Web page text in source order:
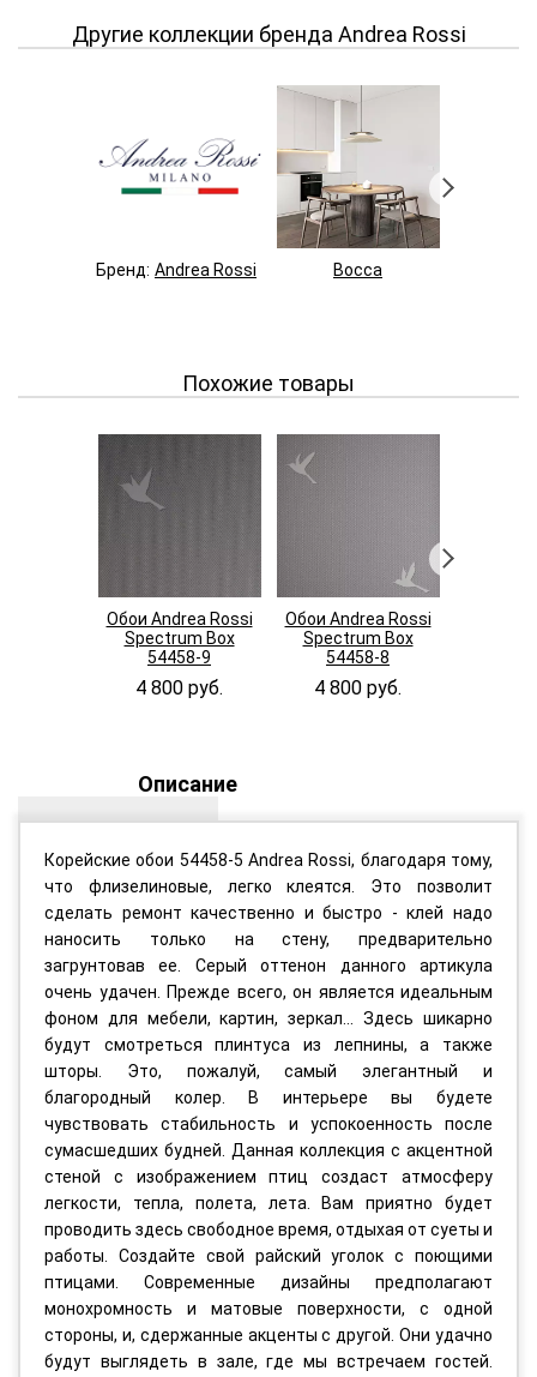
Другие коллекции бренда Andrea Rossi
Бренд: Andrea Rossi Bocca
Похожие товары
Обои Andrea Rossi
Spectrum Box
54458-9
4 800 руб.
Обои Andrea Rossi
Spectrum Box
54458-8
4 800 руб.
Описание
Корейские обои 54458-5 Andrea Rossi, благодаря тому,
что флизелиновые, легко клеятся. Это позволит
сделать ремонт качественно и быстро - клей надо
наносить только на стену, предварительно
загрунтовав ее. Серый оттенон данного артикула
очень удачен. Прежде всего, он является идеальным
фоном для мебели, картин, зеркал... Здесь шикарно
будут смотреться плинтуса из лепнины, а также
шторы. Это, пожалуй, самый элегантный и
благородный колер. В интерьере вы будете
чувствовать стабильность и успокоенность после
сумасшедших будней. Данная коллекция с акцентной
стеной с изображением птиц создаст атмосферу
легкости, тепла, полета, лета. Вам приятно будет
проводить здесь свободное время, отдыхая от суеты и
работы. Создайте свой райский уголок с поющими
птицами. Современные дизайны предполагают
монохромность и матовые поверхности, с одной
стороны, и, сдержанные акценты с другой. Они удачно
будут выглядеть в зале, где мы встречаем гостей.